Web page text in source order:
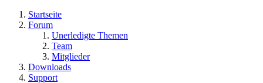
Startseite
Forum
Unerledigte Themen
Team
Mitglieder
Downloads
Support